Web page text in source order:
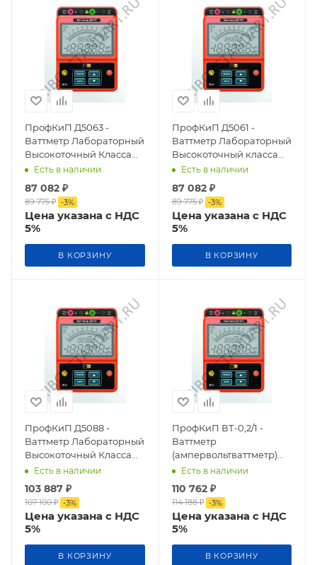
ПрофКиП Д5063 -
Ваттметр Лабораторный
Высокоточный Класса
Точности 0,5
Есть в наличии
87 082 ₽
89 775₽ -3%
Цена указана с НДС
5%
В КОРЗИНУ
ПрофКиП Д5061 -
Ваттметр Лабораторный
Высокоточный класса
точности 0,5
Есть в наличии
87 082₽
89 775₽ -3%
Цена указана с НДС
5%
В КОРЗИНУ
ПрофКиП Д5088 -
Ваттметр Лабораторный
Высокоточный Класса
Точности 0,2
Есть в наличии
103 887 ₽
107 100₽ -3%
Цена указана с НДС
5%
В КОРЗИНУ
ПрофКиП ВТ-0,2/1 -
Ваттметр
(ампервольтваттметр)
Лабораторный
Точности 0,2
Есть в наличии
110 762₽
114 188₽ -3%
Цена указана с НДС
5%
В КОРЗИНУ